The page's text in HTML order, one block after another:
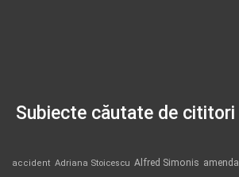
Subiecte căutate de cititori
accident Adriana Stoicescu Alfred Simonis amenda